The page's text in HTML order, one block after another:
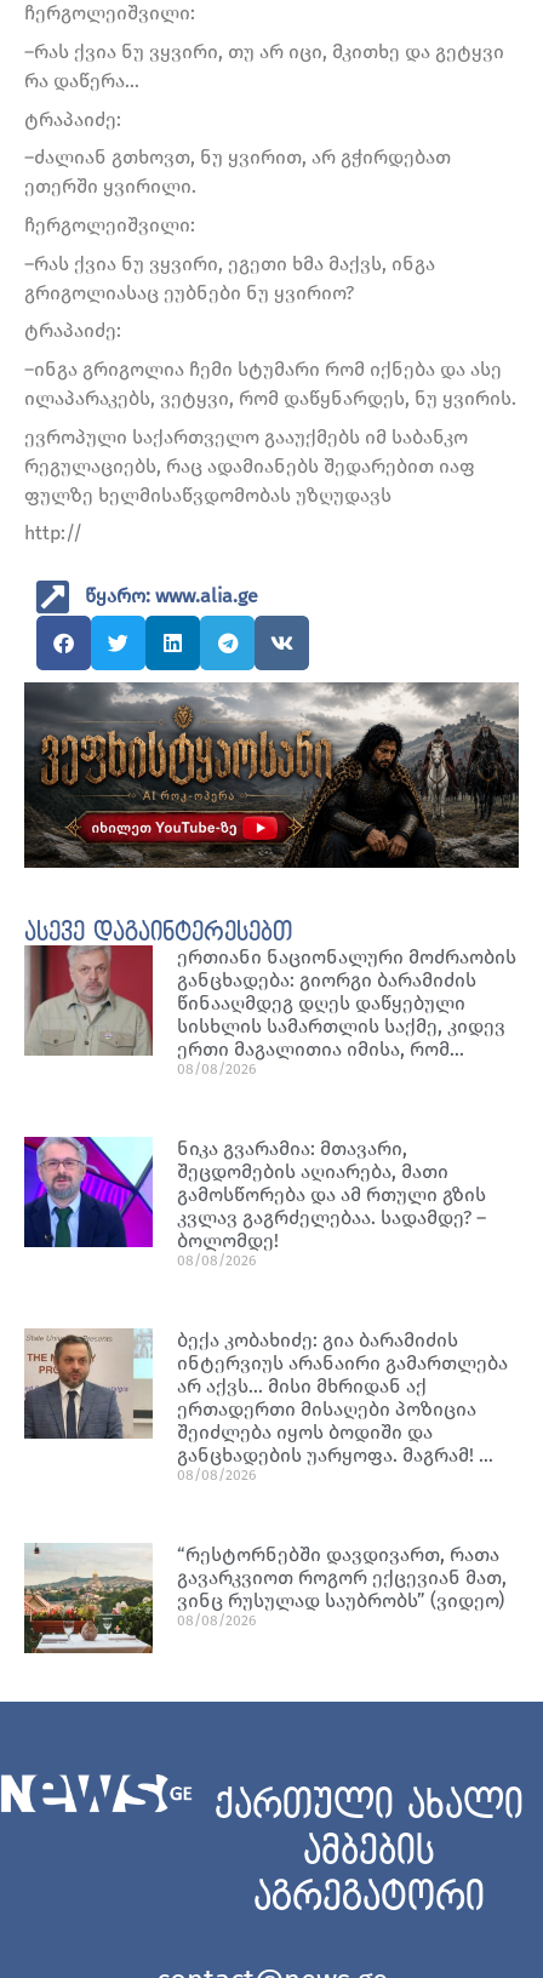
ჩერგოლეიშვილი:
–რას ქვია ნუ ვყვირი, თუ არ იცი, მკითხე და გეტყვი
რა დაწერა…
ტრაპაიძე:
–ძალიან გთხოვთ, ნუ ყვირით, არ გჭირდებათ
ეთერში ყვირილი.
ჩერგოლეიშვილი:
–რას ქვია ნუ ვყვირი, ეგეთი ხმა მაქვს, ინგა
გრიგოლიასაც ეუბნები ნუ ყვირიო?
ტრაპაიძე:
–ინგა გრიგოლია ჩემი სტუმარი რომ იქნება და ასე
ილაპარაკებს, ვეტყვი, რომ დაწყნარდეს, ნუ ყვირის.
ევროპული საქართველო გააუქმებს იმ საბანკო
რეგულაციებს, რაც ადამიანებს შედარებით იაფ
ფულზე ხელმისაწვდომობას უზღუდავს
http://
წყარო: www.alia.ge
ასევე დაგაინტერესებთ
ერთიანი ნაციონალური მოძრაობის
განცხადება: გიორგი ბარამიძის
წინააღმდეგ დღეს დაწყებული
სისხლის სამართლის საქმე, კიდევ
ერთი მაგალითია იმისა, რომ…
08/08/2026
ნიკა გვარამია: მთავარი,
შეცდომების აღიარება, მათი
გამოსწორება და ამ რთული გზის
კვლავ გაგრძელებაა. სადამდე? –
ბოლომდე!
08/08/2026
ბექა კობახიძე: გია ბარამიძის
ინტერვიუს არანაირი გამართლება
არ აქვს… მისი მხრიდან აქ
ერთადერთი მისაღები პოზიცია
შეიძლება იყოს ბოდიში და
განცხადების უარყოფა. მაგრამ! …
08/08/2026
“რესტორნებში დავდივართ, რათა
გავარკვიოთ როგორ ექცევიან მათ,
ვინც რუსულად საუბრობს” (ვიდეო)
08/08/2026
ქართული ახალი
ამბების
აგრეგატორი